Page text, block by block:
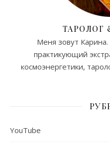
ТАРОЛОГ
Меня зовут Карина.
практикующий
космоэнергетики,
YouTube